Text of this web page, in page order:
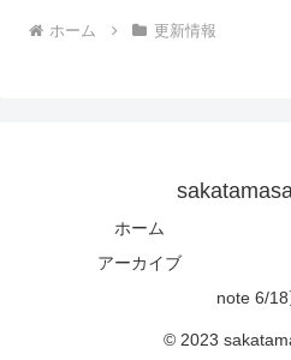
ホーム 更新情報
ホーム
アーカイブ
note 6/
© 2023